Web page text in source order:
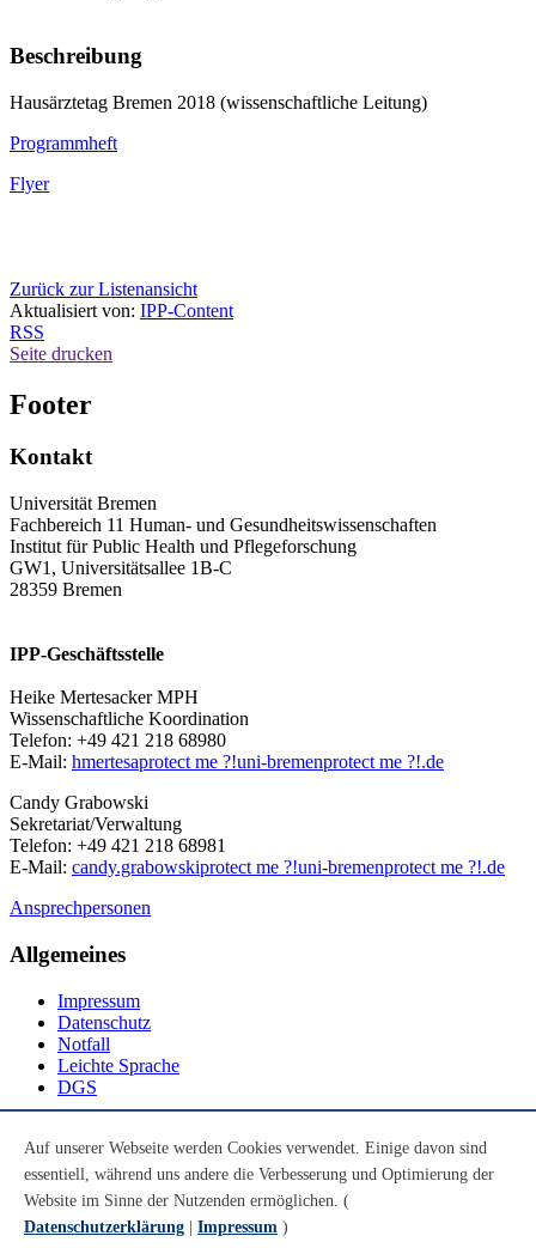
Beschreibung
Hausärztetag Bremen 2018 (wissenschaftliche Leitung)
Programmheft
Flyer
Zurück zur Listenansicht
Aktualisiert von: IPP-Content
RSS
Seite drucken
Footer
Kontakt
Universität Bremen
Fachbereich 11 Human- und Gesundheitswissenschaften
Institut für Public Health und Pflegeforschung
GW1, Universitätsallee 1B-C
28359 Bremen
IPP-Geschäftsstelle
Heike Mertesacker MPH
Wissenschaftliche Koordination
Telefon: +49 421 218 68980
E-Mail: hmertesaprotect me ?!uni-bremenprotect me ?!.de
Candy Grabowski
Sekretariat/Verwaltung
Telefon: +49 421 218 68981
E-Mail: candy.grabowskiprotect me ?!uni-bremenprotect me ?!.de
Ansprechpersonen
Allgemeines
Impressum
Datenschutz
Notfall
Leichte Sprache
DGS
Youtube
Instagram
LinkedIn
Auf unserer Webseite werden Cookies verwendet. Einige davon sind
essentiell, während uns andere die Verbesserung und Optimierung der
Website im Sinne der Nutzenden ermöglichen. (
Datenschutzerklärung
Impressum )